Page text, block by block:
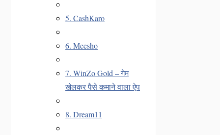
5. CashKaro
6. Meesho
7. WinZo Gold – गेम
खेलकर पैसे कमाने वाला ऐप
8. Dream11